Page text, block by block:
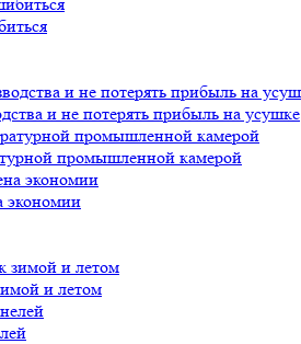
и не потерять прибыль на усушке
промышленной камерой
экономии
и летом